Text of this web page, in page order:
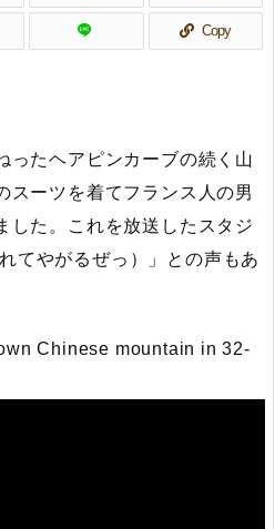
Copy
ったヘアピンカーブの続く山
スーツを着てフランス人の男
した。これを放送したスタジ
てやがるぜっ）」との声もあ
Chinese mountain in 32-